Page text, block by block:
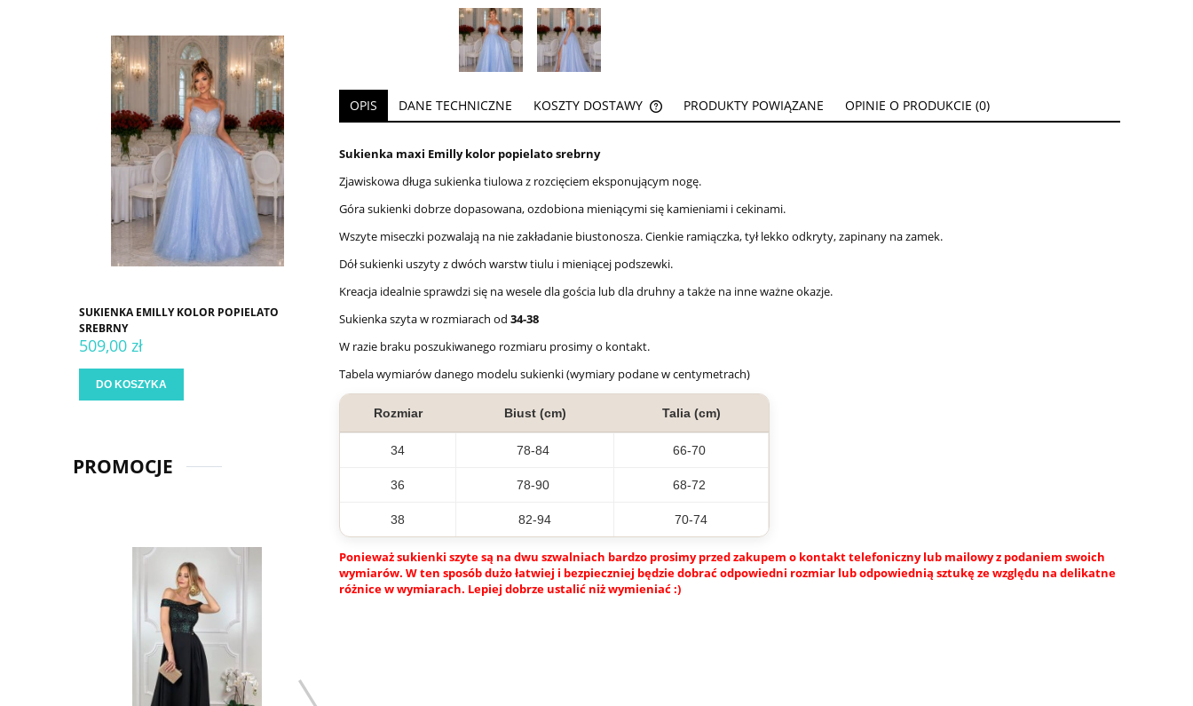
SUKIENKA EMILLY KOLOR POPIELATO
SREBRNY
509,00 zł
DO KOSZYKA
PROMOCJE
OPIS DANE TECHNICZNE KOSZTY DOSTAWY PRODUKTY POWIĄZANE OPINIE O PRODUKCIE (0)
Sukienka maxi Emilly kolor popielato srebrny
Zjawiskowa długa sukienka tiulowa z rozcięciem eksponującym nogę.
Góra sukienki dobrze dopasowana, ozdobiona mieniącymi się kamieniami i cekinami.
Wszyte miseczki pozwalają na nie zakładanie biustonosza. Cienkie ramiączka, tył lekko odkryty, zapinany na zamek.
Dół sukienki uszyty z dwóch warstw tiulu i mieniącej podszewki.
Kreacja idealnie sprawdzi się na wesele dla gościa lub dla druhny a także na inne ważne okazje.
Sukienka szyta w rozmiarach od 34-38
W razie braku poszukiwanego rozmiaru prosimy o kontakt.
Tabela wymiarów danego modelu sukienki (wymiary podane w centymetrach)
Rozmiar Biust (cm) Talia (cm)
34 78-84 66-70
36 78-90 68-72
38 82-94 70-74
Ponieważ sukienki szyte są na dwu szwalniach bardzo prosimy przed zakupem o kontakt telefoniczny lub mailowy z podaniem swoich
wymiarów. W ten sposób dużo łatwiej i bezpieczniej będzie dobrać odpowiedni rozmiar lub odpowiednią sztukę ze względu na delikatne
różnice w wymiarach. Lepiej dobrze ustalić niż wymieniać :)